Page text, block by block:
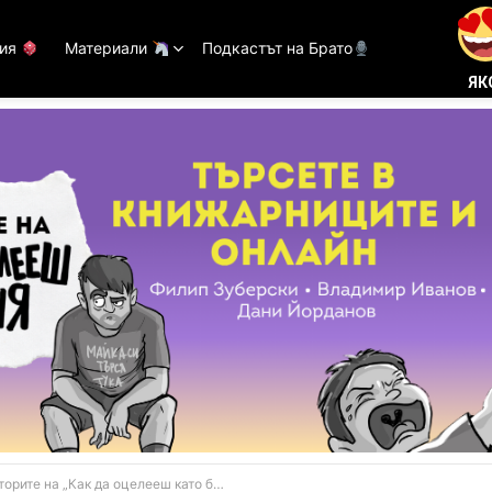
Материали Подкастът на Брато
на „Как да оцелееш като баща“: Родителството е по-лесно с чувство за хумор